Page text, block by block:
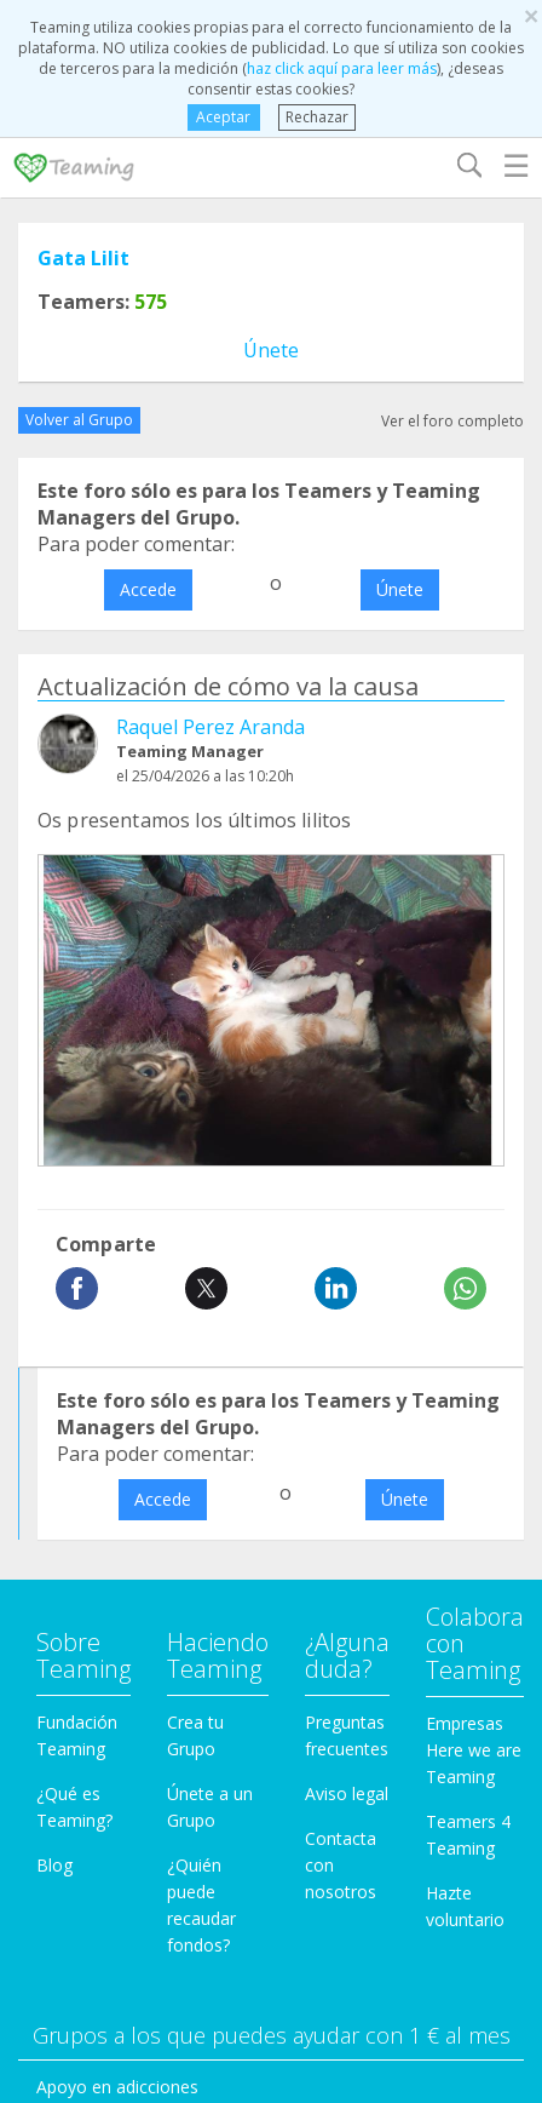
×
Teaming utiliza cookies propias para el correcto funcionamiento de la
plataforma. NO utiliza cookies de publicidad. Lo que sí utiliza son cookies
de terceros para la medición (haz click aquí para leer más), ¿deseas
consentir estas cookies?
Aceptar
Rechazar
☰
Gata Lilit
Teamers: 575
Únete
Volver al Grupo Ver el foro completo
Este foro sólo es para los Teamers y Teaming
Managers del Grupo.
Para poder comentar:
Accede o Únete
Actualización de cómo va la causa
Raquel Perez Aranda
Teaming Manager
el 25/04/2026 a las 10:20h
Os presentamos los últimos lilitos
Comparte
Este foro sólo es para los Teamers y Teaming
Managers del Grupo.
Para poder comentar:
Accede o Únete
Sobre
Teaming
Fundación
Teaming
¿Qué es
Teaming?
Blog
Haciendo
Teaming
Crea tu
Grupo
Únete a un
Grupo
¿Quién
puede
recaudar
fondos?
¿Alguna
duda?
Preguntas
frecuentes
Aviso legal
Contacta
con
nosotros
Colabora
con
Teaming
Empresas
Here we are
Teaming
Teamers 4
Teaming
Hazte
voluntario
Grupos a los que puedes ayudar con 1 € al mes
Apoyo en adicciones